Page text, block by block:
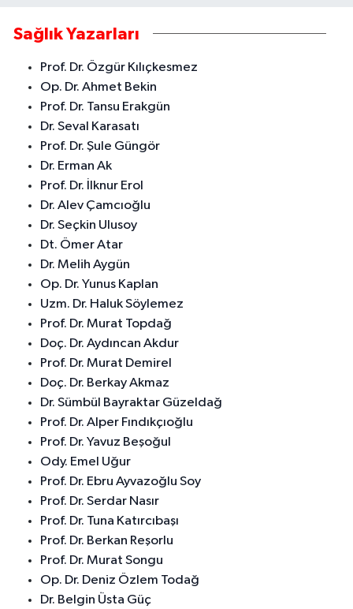
Sağlık Yazarları
Prof. Dr. Özgür Kılıçkesmez
Op. Dr. Ahmet Bekin
Prof. Dr. Tansu Erakgün
Dr. Seval Karasatı
Prof. Dr. Şule Güngör
Dr. Erman Ak
Prof. Dr. İlknur Erol
Dr. Alev Çamcıoğlu
Dr. Seçkin Ulusoy
Dt. Ömer Atar
Dr. Melih Aygün
Op. Dr. Yunus Kaplan
Uzm. Dr. Haluk Söylemez
Prof. Dr. Murat Topdağ
Doç. Dr. Aydıncan Akdur
Prof. Dr. Murat Demirel
Doç. Dr. Berkay Akmaz
Dr. Sümbül Bayraktar Güzeldağ
Prof. Dr. Alper Fındıkçıoğlu
Prof. Dr. Yavuz Beşoğul
Ody. Emel Uğur
Prof. Dr. Ebru Ayvazoğlu Soy
Prof. Dr. Serdar Nasır
Prof. Dr. Tuna Katırcıbaşı
Prof. Dr. Berkan Reşorlu
Prof. Dr. Murat Songu
Op. Dr. Deniz Özlem Todağ
Dr. Belgin Üsta Güç